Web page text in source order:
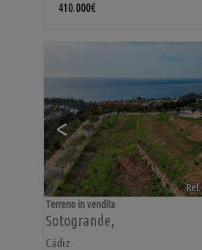
410.000€
<
Sotogrande,
Cádiz
Terreno in vendita